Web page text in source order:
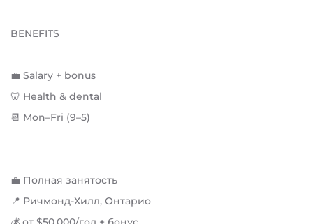
BENEFITS
💼 Salary + bonus
🦷 Health & dental
📆 Mon–Fri (9–5)
💼 Полная занятость
📍 Ричмонд-Хилл, Онтарио